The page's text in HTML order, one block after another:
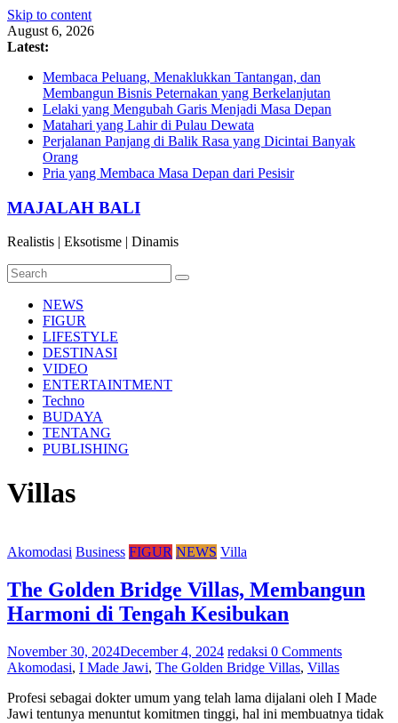
Skip to content
August 6, 2026
Latest:
Membaca Peluang, Menaklukkan Tantangan, dan
Membangun Bisnis Peternakan yang Berkelanjutan
Lelaki yang Mengubah Garis Menjadi Masa Depan
Matahari yang Lahir di Pulau Dewata
Perjalanan Panjang di Balik Rasa yang Dicintai Banyak
Orang
Pria yang Membaca Masa Depan dari Pesisir
MAJALAH BALI
Realistis | Eksotisme | Dinamis
NEWS
FIGUR
LIFESTYLE
DESTINASI
VIDEO
ENTERTAINTMENT
Techno
BUDAYA
TENTANG
PUBLISHING
Villas
Akomodasi Business FIGUR NEWS Villa
The Golden Bridge Villas, Membangun
Harmoni di Tengah Kesibukan
November 30, 2024December 4, 2024 redaksi 0 Comments
Akomodasi, I Made Jawi, The Golden Bridge Villas, Villas
Profesi sebagai dokter umum yang telah lama dijalani oleh I Made
Jawi tentunya menuntut komitmen tinggi, hal ini membuatnya tidak